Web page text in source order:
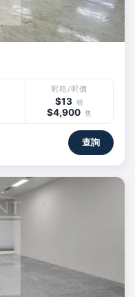
呎租/呎價
$13 租
$4,900 售
查詢